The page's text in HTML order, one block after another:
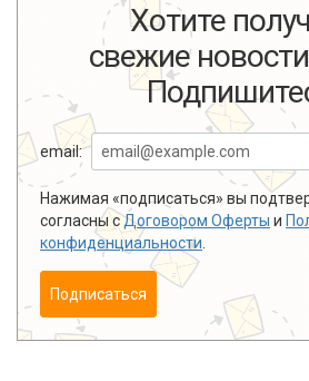
Хотите
свежие
email:
Нажимая «подписаться» вы
согласны сДоговором Оферты и
конфиденциальности
Подписаться